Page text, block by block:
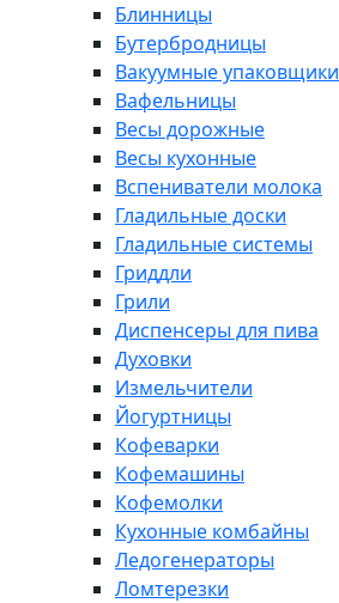
Блинницы
Бутербродницы
Вакуумные упаковщики
Вафельницы
Весы дорожные
Весы кухонные
Вспениватели молока
Гладильные доски
Гладильные системы
Гриддли
Грили
Диспенсеры для пива
Духовки
Измельчители
Йогуртницы
Кофеварки
Кофемашины
Кофемолки
Кухонные комбайны
Ледогенераторы
Ломтерезки